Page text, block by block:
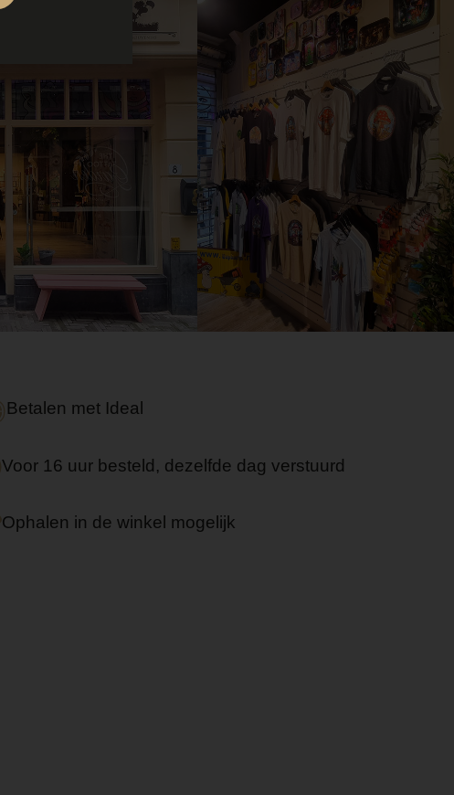
Betalen met Ideal
Voor 16 uur besteld, dezelfde dag verstuurd
Ophalen in de winkel mogelijk